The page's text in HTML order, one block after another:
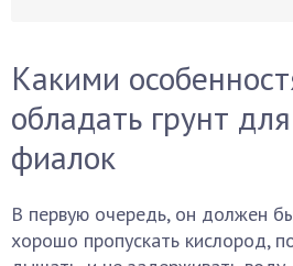
Какими
обладать грунт
фиалок
В первую очередь, он должен
хорошо пропускать кислород,